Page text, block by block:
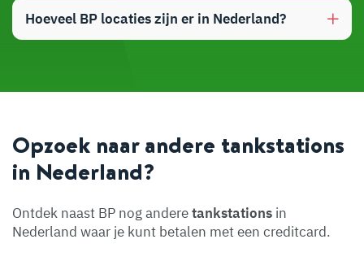
Hoeveel BP locaties zijn er in Nederland?
Opzoek naar andere tankstations
in Nederland?
Ontdek naast BP nog anderetankstations in
Nederland waar je kunt betalen met een creditcard.